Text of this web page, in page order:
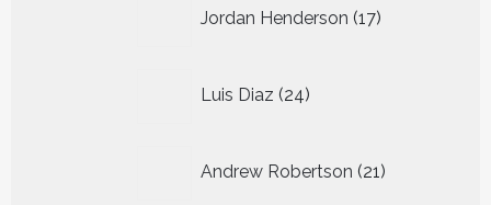
Jordan Henderson 17
producten
Luis Diaz 24
producten
Andrew Robertson 21
producten